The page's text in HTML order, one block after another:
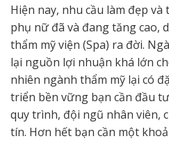
Hiện nay, nhu cầu làm đẹp
phụ nữ đã và đang tăng cao,
thẩm mỹ viện (Spa) ra đời.
lại nguồn lợi nhuận khá lớn
nhiên ngành thẩm mỹ lại có
triển bền vững bạn cần đầu
quy trình, đội ngũ nhân viên,
tín. Hơn hết bạn cần một